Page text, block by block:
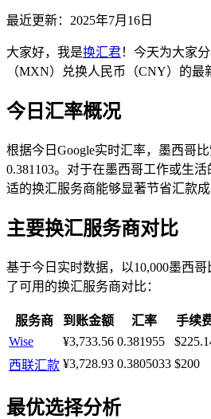
最近更新： 2025年7月16日
大家好，我是换汇君！今天为大家
（MXN）兑换人民币（CNY）的最
今日汇率概况
根据今日Google实时汇率，墨西哥
0.381103。对于在墨西哥工作或生
适的换汇服务商能够显著节省汇款成
主要换汇服务商对比
基于今日实时数据，以10,000墨西
了可用的换汇服务商对比：
服务商 到账金额 汇率 手续
Wise
¥3,733.56 0.381955
西联汇款 ¥3,728.93 0.3805033 $200
最优选择分析